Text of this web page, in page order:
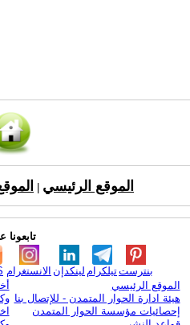
الموقع الرئيسي
تابعونا
الانستغرام لينكدإن تيلكرامبنترست
الموقع الرئيسي
هيئة ادارة الحوار المتمدن - للإتصال بنا
إحصائيات مؤسسة الحوار المتمدن